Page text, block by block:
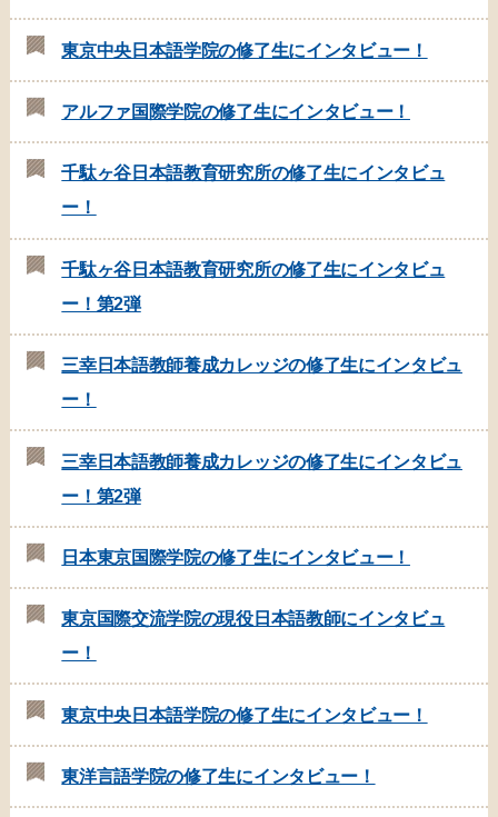
東京中央日本語学院の修了生にインタビュー！
アルファ国際学院の修了生にインタビュー！
千駄ヶ谷日本語教育研究所の修了生にインタビュ
ー！
千駄ヶ谷日本語教育研究所の修了生にインタビュ
ー！第2弾
三幸日本語教師養成カレッジの修了生にインタビュ
ー！
三幸日本語教師養成カレッジの修了生にインタビュ
ー！第2弾
日本東京国際学院の修了生にインタビュー！
東京国際交流学院の現役日本語教師にインタビュ
ー！
東京中央日本語学院の修了生にインタビュー！
東洋言語学院の修了生にインタビュー！